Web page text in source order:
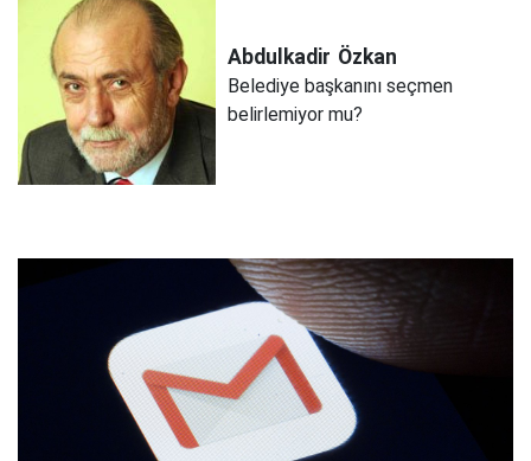
Abdulkadir Özkan
Belediye başkanını seçmen
belirlemiyor mu?